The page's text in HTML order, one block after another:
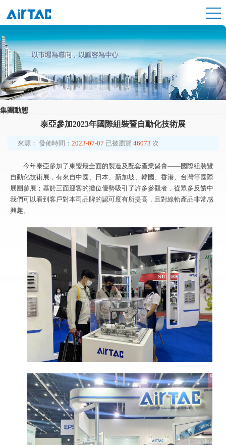
集團動態
泰亞參加2023年國際組裝暨自動化技術展
來源： 發佈時間： 2023-07-07 已被瀏覽 46073 次
今年泰亞參加了東盟最全面的製造及配套產業盛會——國際組裝暨
自動化技術展，有來自中國、日本、新加坡、韓國、香港、台灣等國際
展團參展；基於三面迎客的攤位優勢吸引了許多參觀者，從眾多反饋中
我們可以看到客戶對本司品牌的認可度有所提高，且對線軌產品非常感
興趣。